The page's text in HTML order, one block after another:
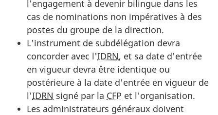
l'engagement à devenir bilingue dans les
cas de nominations non impératives à des
postes du groupe de la direction.
L'instrument de subdélégation devra
concorder avec l'IDRN, et sa date d'entrée
en vigueur devra être identique ou
postérieure à la date d'entrée en vigueur de
l'IDRN signé par la CFP et l'organisation.
Les administrateurs généraux doivent